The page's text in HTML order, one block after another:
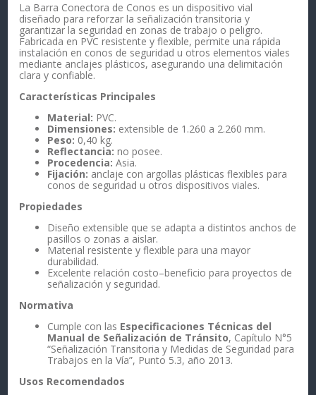
La Barra Conectora de Conos es un dispositivo vial
diseñado para reforzar la señalización transitoria y
garantizar la seguridad en zonas de trabajo o peligro.
Fabricada en PVC resistente y flexible, permite una rápida
instalación en conos de seguridad u otros elementos viales
mediante anclajes plásticos, asegurando una delimitación
clara y confiable.
Características Principales
Material: PVC.
Dimensiones: extensible de 1.260 a 2.260 mm.
Peso: 0,40 kg.
Reflectancia: no posee.
Procedencia: Asia.
Fijación: anclaje con argollas plásticas flexibles para
conos de seguridad u otros dispositivos viales.
Propiedades
Diseño extensible que se adapta a distintos anchos de
pasillos o zonas a aislar.
Material resistente y flexible para una mayor
durabilidad.
Excelente relación costo–beneficio para proyectos de
señalización y seguridad.
Normativa
Cumple con las Especificaciones Técnicas del
Manual de Señalización de Tránsito, Capítulo N°5
“Señalización Transitoria y Medidas de Seguridad para
Trabajos en la Vía”, Punto 5.3, año 2013.
Usos Recomendados